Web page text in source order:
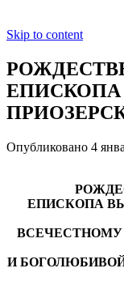
Skip to content
ЕПИСКОПА
Опубликовано 4
ЕПИСКОПА
ВСЕЧЕСТНОМУ
И